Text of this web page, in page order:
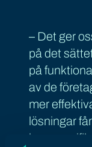
– Det ger
på det
på
av de
mer
lösningar